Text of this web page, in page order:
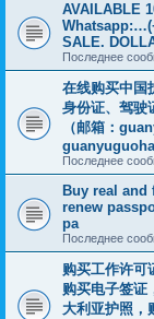
AVAILABLE
SALE.
Последнее
在线购买中国
身份证、驾驶
（邮箱：
Последнее
Buy real and
renew
pa
Последнее
购买工作许可
购买电子签证
大利亚护照，